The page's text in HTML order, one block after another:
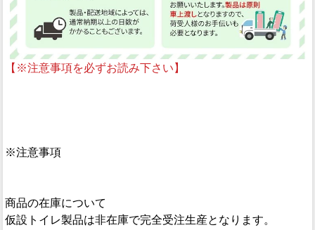
【※注意事項を必ずお読み下さい】
※注意事項
商品の在庫について
仮設トイレ製品は非在庫で完全受注生産となります。